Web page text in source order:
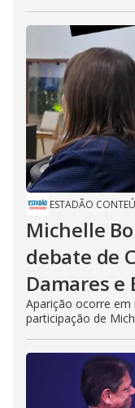
ESTADÃO
Michelle
debate de
Damares e
Aparição ocorre
participação de